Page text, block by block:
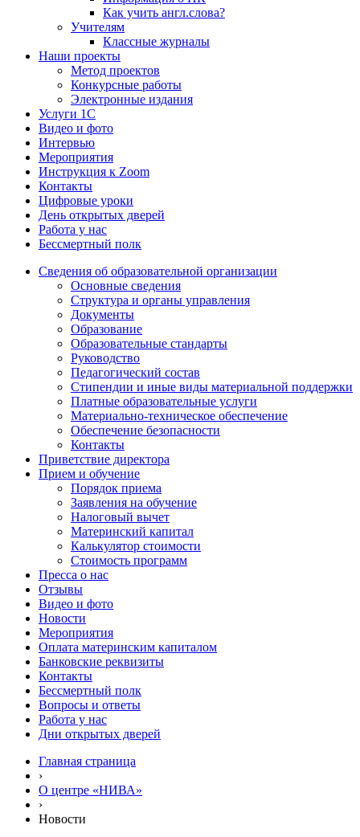
Как учить англ.слова?
Учителям
Классные журналы
Наши проекты
Метод проектов
Конкурсные работы
Электронные издания
Услуги 1C
Видео и фото
Интервью
Мероприятия
Инструкция к Zoom
Контакты
Цифровые уроки
День открытых дверей
Работа у нас
Бессмертный полк
Сведения об образовательной организации
Основные сведения
Структура и органы управления
Документы
Образование
Образовательные стандарты
Руководство
Педагогический состав
Стипендии и иные виды материальной поддержки
Платные образовательные услуги
Материально-техническое обеспечение
Обеспечение безопасности
Контакты
Приветствие директора
Прием и обучение
Порядок приема
Заявления на обучение
Налоговый вычет
Материнский капитал
Калькулятор стоимости
Стоимость программ
Пресса о нас
Отзывы
Видео и фото
Новости
Мероприятия
Оплата материнским капиталом
Банковские реквизиты
Контакты
Бессмертный полк
Вопросы и ответы
Работа у нас
Дни открытых дверей
Главная страница
›
О центре «НИВА»
›
Новости